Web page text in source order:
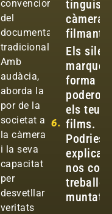
convencions
del
documental
tradicional.
Amb
audàcia,
aborda la
por de la
societat a
la càmera
i la seva
capacitat
per
desvetllar
veritats
tinguis
càmera
filmant?
6.
Els
forma
els teus
films.
Podries
explicar-
nos